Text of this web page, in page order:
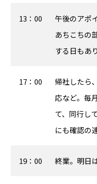
13：00
午後のアポ
あちこちの
する日もあ
17：00
帰社したら
応など。毎
て、同行し
にも確認の
19：00 終業。明日